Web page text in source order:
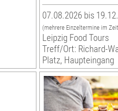
07.08.2026 bis
(mehrere Einzeltermine im
Leipzig Food Tours
Treff/Ort: Richard-
Platz, Haupteingang